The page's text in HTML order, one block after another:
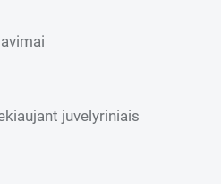
juvelyriniais